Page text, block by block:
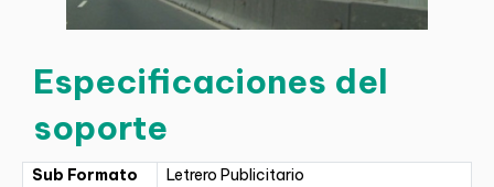
Especificaciones del
soporte
Sub Formato
Letrero Publicitario